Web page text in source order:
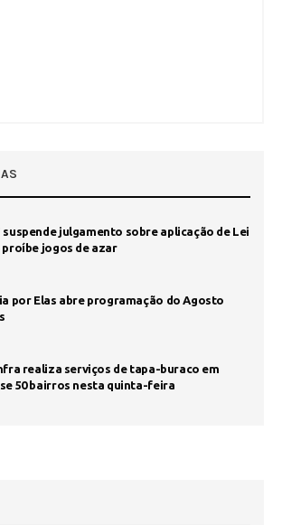
suspende julgamento sobre aplicação de Lei
proíbe jogos de azar
por Elas abre programação do Agosto
realiza serviços de tapa-buraco em
50 bairros nesta quinta-feira